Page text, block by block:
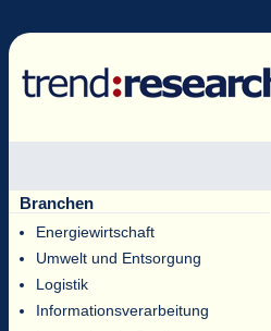
Branchen
Energiewirtschaft
Umwelt und Entsorgung
Logistik
Informationsverarbeitung